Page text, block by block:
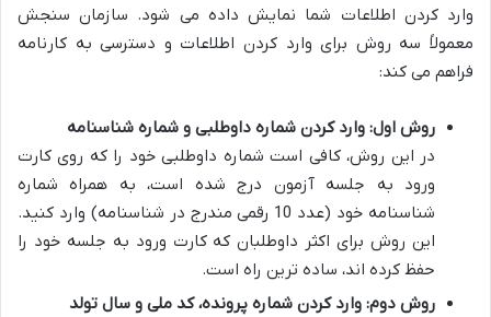
وارد کردن اطلاعات شما نمایش داده می شود. سازمان سنجش
معمولاً سه روش برای وارد کردن اطلاعات و دسترسی به کارنامه
فراهم می کند:
روش اول: وارد کردن شماره داوطلبی و شماره شناسنامه
در این روش، کافی است شماره داوطلبی خود را که روی کارت
ورود به جلسه آزمون درج شده است، به همراه شماره
شناسنامه خود (عدد 10 رقمی مندرج در شناسنامه) وارد کنید.
این روش برای اکثر داوطلبان که کارت ورود به جلسه خود را
حفظ کرده اند، ساده ترین راه است.
روش دوم: وارد کردن شماره پرونده، کد ملی و سال تولد